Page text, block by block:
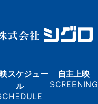
スケジュー
ル
自主上映